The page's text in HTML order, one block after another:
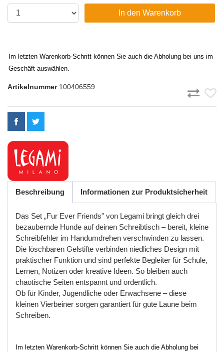
In den Warenkorb
Im letzten Warenkorb-Schritt können Sie auch die Abholung bei uns im
Geschäft auswählen.
Artikelnummer100406559
Beschreibung Informationen zur Produktsicherheit
Das Set „Fur Ever Friends" von Legami bringt gleich drei
bezaubernde Hunde auf deinen Schreibtisch – bereit, kleine
Schreibfehler im Handumdrehen verschwinden zu lassen.
Die löschbaren Gelstifte verbinden niedliches Design mit
praktischer Funktion und sind perfekte Begleiter für Schule,
Lernen, Notizen oder kreative Ideen. So bleiben auch
chaotische Seiten entspannt und ordentlich.
Ob für Kinder, Jugendliche oder Erwachsene – diese
kleinen Vierbeiner sorgen garantiert für gute Laune beim
Schreiben.
Im letzten Warenkorb-Schritt können Sie auch die Abholung bei